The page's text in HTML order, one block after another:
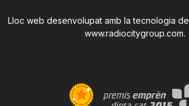
Lloc web desenvolupat amb la tecnologia de
www.radiocitygroup.com.